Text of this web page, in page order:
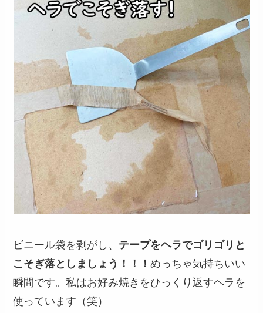
ビニール袋を剥がし、 テープをヘラでゴリゴリと
こそぎ落としましょう！！！めっちゃ気持ちいい
瞬間です。私はお好み焼きをひっくり返すヘラを
使っています（笑）